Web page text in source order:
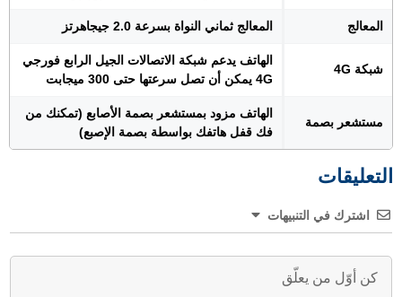
المعالج المعالج ثماني النواة بسرعة 2.0 جيجاهرتز
شبكة 4G
الهاتف يدعم شبكة الاتصالات الجيل الرابع فورجي
4G يمكن أن تصل سرعتها حتى 300 ميجابت
مستشعر بصمة
الهاتف مزود بمستشعر بصمة الأصابع (تمكنك من
فك قفل هاتفك بواسطة بصمة الإصبع)
التعليقات
اشترك في التنبيهات